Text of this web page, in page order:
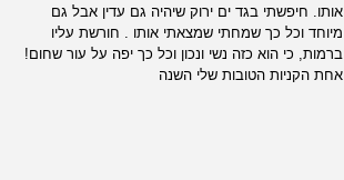
אותו. חיפשתי בגד ים ירוק שיהיה גם עדין אבל גם
מיוחד וכל כך שמחתי שמצאתי אותו . חורשת עליו
ברמות, כי הוא כזה נשי ונכון וכל כך יפה על עור שחום!
אחת הקניות הטובות שלי השנה